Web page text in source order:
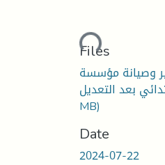
Loading...
Files
وصيانة مؤسسة
MB)
Date
2024-07-22